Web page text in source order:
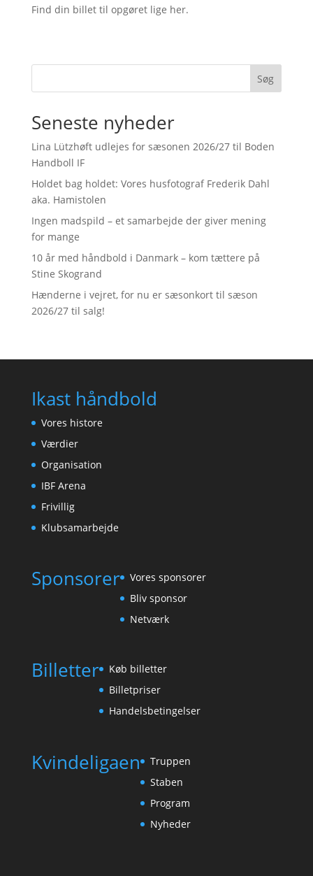
Find din billet til opgøret lige her.
Søg
Seneste nyheder
Lina Lützhøft udlejes for sæsonen 2026/27 til Boden
Handboll IF
Holdet bag holdet: Vores husfotograf Frederik Dahl
aka. Hamistolen
Ingen madspild – et samarbejde der giver mening
for mange
10 år med håndbold i Danmark – kom tættere på
Stine Skogrand
Hænderne i vejret, for nu er sæsonkort til sæson
2026/27 til salg!
Ikast håndbold
Vores histore
Værdier
Organisation
IBF Arena
Frivillig
Klubsamarbejde
Sponsorer
Vores sponsorer
Bliv sponsor
Netværk
Billetter
Køb billetter
Billetpriser
Handelsbetingelser
Kvindeligaen
Truppen
Staben
Program
Nyheder